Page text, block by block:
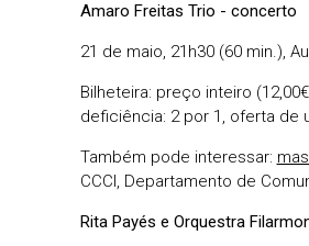
Amaro Freitas Trio - concerto
21 de maio, 21h30 (60 min.),
Bilheteira: preço inteiro
deficiência: 2 por 1, oferta de
Também pode interessar:
CCCI, Departamento de
Rita Payés e Orquestra